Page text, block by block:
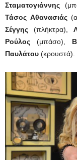
Σταματογιάννης
Τάσος Αθανασιάς
Σέγγης (πλήκτρα),
Ρούλος (μπάσο),
Παυλάτου (κρουστά).